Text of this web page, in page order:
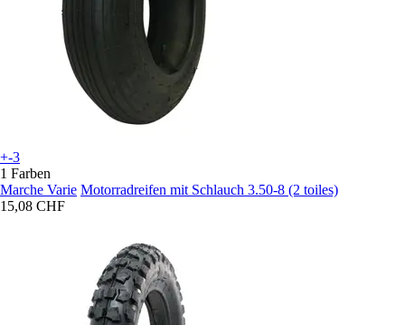
+-3
1 Farben
Marche Varie Motorradreifen mit Schlauch 3.50-8 (2 toiles)
15,08 CHF